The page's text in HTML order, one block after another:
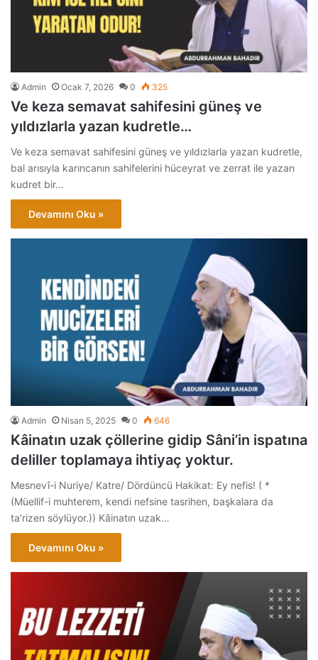
Admin Ocak 7, 2026 0 325
Ve keza semavat sahifesini güneş ve
yıldızlarla yazan kudretle…
Ve keza semavat sahifesini güneş ve yıldızlarla yazan kudretle,
bal arısıyla karıncanın sahifelerini hüceyrat ve zerrat ile yazan
kudret bir…
Devamını Oku »
Admin Nisan 5, 2025 0 646
Kâinatın uzak çöllerine gidip Sâni’in ispatına
deliller toplamaya ihtiyaç yoktur.
Mesnevî-i Nuriye/ Katre/ Dördüncü Hakikat: Ey nefis! ( *
(Müellif-i muhterem, kendi nefsine tasrihen, başkalara da
ta’rizen söylüyor.)) Kâinatın uzak…
Devamını Oku »